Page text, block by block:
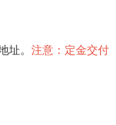
。 注意：定金交付